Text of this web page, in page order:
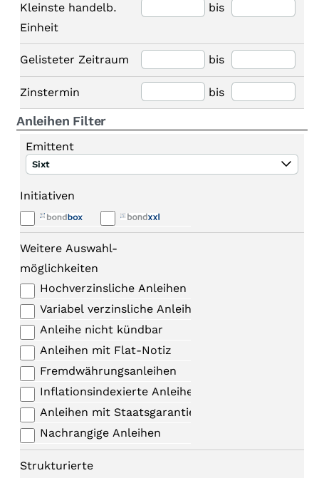
Kleinste handelb.
Einheit
bis
Gelisteter Zeitraum bis
Zinstermin bis
Anleihen Filter
Emittent
Sixt
Initiativen
Weitere Auswahl-
möglichkeiten
Hochverzinsliche Anleihen
Variabel verzinsliche Anleihen
Anleihe nicht kündbar
Anleihen mit Flat-Notiz
Fremdwährungsanleihen
Inflationsindexierte Anleihen
Anleihen mit Staatsgarantie
Nachrangige Anleihen
Strukturierte